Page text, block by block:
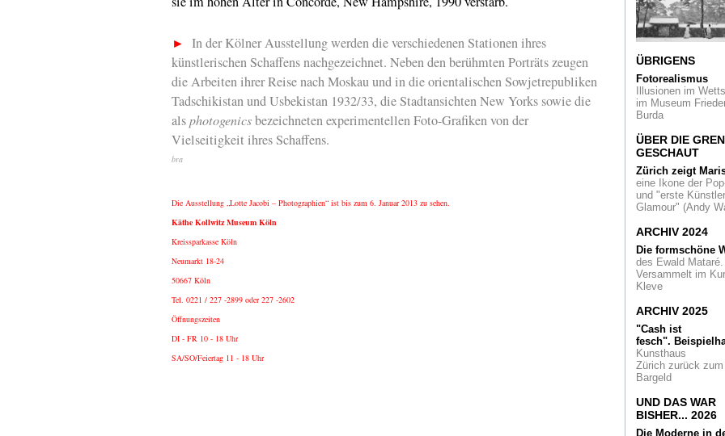
► In der Kölner Ausstellung werden die verschiedenen Stationen ihres
künstlerischen Schaffens nachgezeichnet. Neben den berühmten Porträts zeugen
die Arbeiten ihrer Reise nach Moskau und in die orientalischen Sowjetrepubliken
Tadschikistan und Usbekistan 1932/33, die Stadtansichten New Yorks sowie die
alsphotogenicsbezeichneten experimentellen Foto-Grafiken von der
Vielseitigkeit ihres Schaffens.
bra
Die Ausstellung „Lotte Jacobi – Photographien“ ist bis zum 6. Januar 2013 zu sehen.
Käthe Kollwitz Museum Köln
Kreissparkasse Köln
Neumarkt 18-24
50667 Köln
Tel. 0221 / 227 -2899 oder 227 -2602
Öffnungszeiten
DI - FR 10 - 18 Uhr
SA/SO/Feiertag 11 - 18 Uhr
Vibrierende Bilder
Lärmende
Eine Hommage an
Zielort frommer
Sehnsüchte. Das
Rheinland und die
Pilgerreisen
Was haben eine
Drogerie, ein
Energieversorger
ein
gemeinsam? Sie
fördern Kultur
Reisen zu den
Der Weg in die
Moderne,
Neuss, Essen und
"Urgestein" erhält
Düsseldorfer
der Künstler 2013
Architektur - Made in
China. Ein
im Museum für
angewandte Kunst
ÜBRIGENS
Fotorealismus
Illusionen im
im Museum
Burda
ÜBER DIE
GESCHAUT
Zürich zeigt
eine Ikone der
und "erste
Glamour" (Andy
ARCHIV 2024
Die formschöne
des Ewald Mataré.
Versammelt im
Kleve
ARCHIV 2025
"Cash ist
fesch".
Kunsthaus
Zürich zurück zum
Bargeld
UND DAS WAR
BISHER... 2026
Die Moderne in